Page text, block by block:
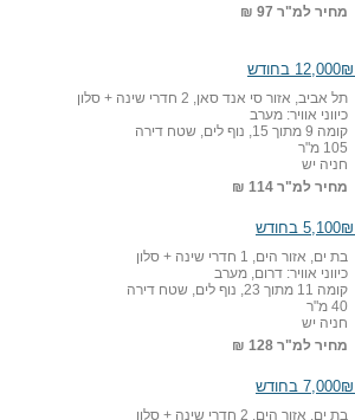
מחיר למ"ר 97 ₪
תל אביב, אזור סי אנד סאן, 2 חדרי שינה + סלון
כיווני אוויר: מערב
קומה 9 מתוך 15, נוף לים, שטח דירה
105 מ"ר
חניה יש
מחיר למ"ר 114 ₪
בת ים, אזור הים, 1 חדרי שינה + סלון
כיווני אוויר: דרום, מערב
קומה 11 מתוך 23, נוף לים, שטח דירה
40 מ"ר
חניה יש
מחיר למ"ר 128 ₪
בת ים, אזור הים, 2 חדרי שינה + סלון